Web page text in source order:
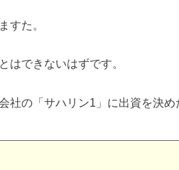
すた。
はできないはずです。
社の「サハリン1」に出資を決め